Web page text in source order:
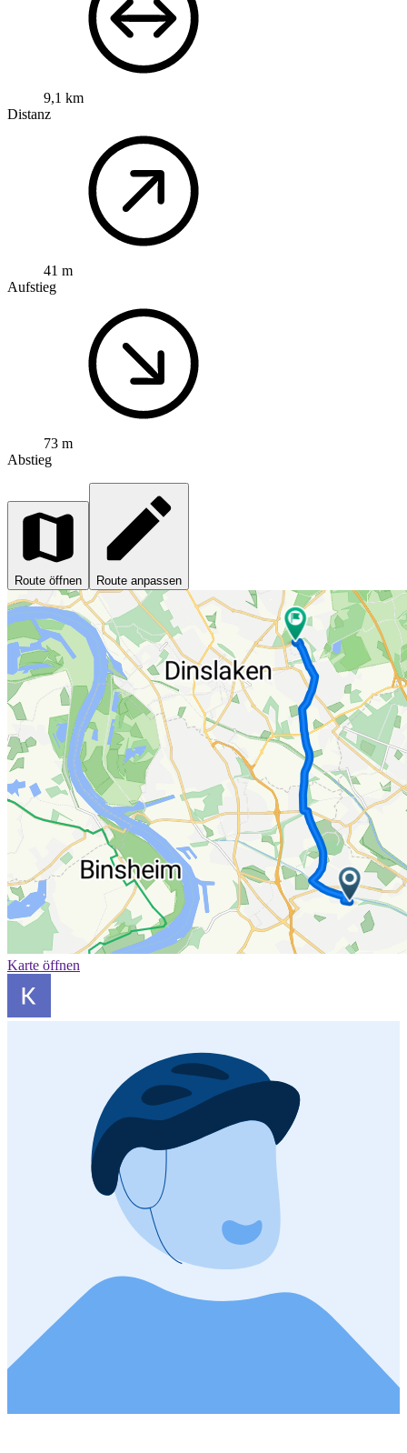
9,1 km
Distanz
41 m
Aufstieg
73 m
Abstieg
Route öffnen Route anpassen
Karte öffnen